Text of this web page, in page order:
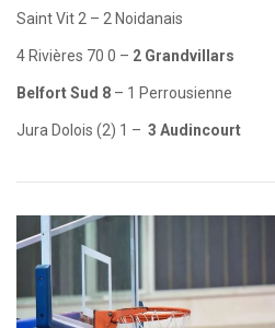
Saint Vit 2 – 2 Noidanais
4 Rivières 70 0 – 2 Grandvillars
Belfort Sud 8 – 1 Perrousienne
Jura Dolois (2) 1 – 3 Audincourt